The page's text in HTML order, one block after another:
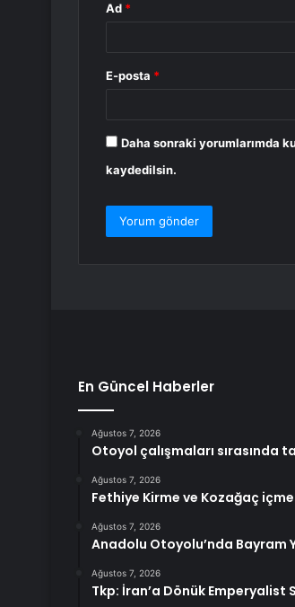
Ad *
E-posta *
Daha sonraki yorumlarımda
kaydedilsin.
En Güncel Haberler
Ağustos 7, 2026
Otoyol çalışmaları sırasında
Ağustos 7, 2026
Fethiye Kirme ve Kozağaç
Ağustos 7, 2026
Anadolu Otoyolu’nda Bayram
Ağustos 7, 2026
Tkp: İran’a Dönük Emperyalist